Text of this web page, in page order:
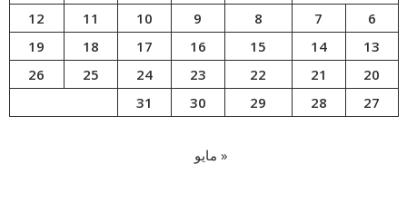
6
7
8
9
10
11
12
13
14
15
16
17
18
19
20
21
22
23
24
25
26
27
28
29
30
31
« مايو